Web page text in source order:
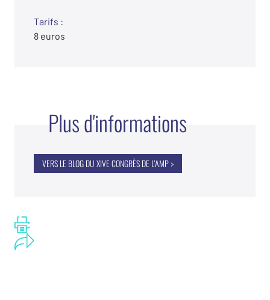
Tarifs :
8 euros
Plus d'informations
VERS LE BLOG DU XIVE CONGRÈS DE L'AMP >